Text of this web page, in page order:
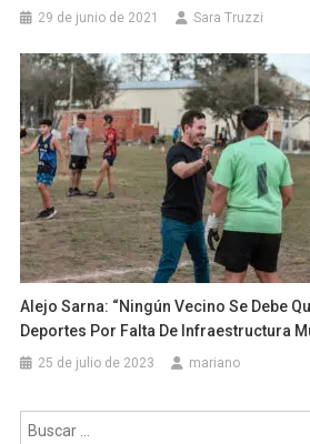
29 de junio de 2021 Sara Truzzi
Alejo Sarna: “Ningún Vecino Se Debe
Deportes Por Falta De Infraestructura
25 de julio de 2023 mariano